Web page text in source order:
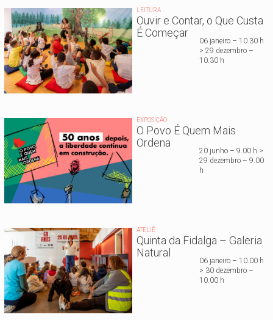
LEITURA
Ouvir e Contar, o Que Custa
É Começar
06 janeiro – 10.30 h
> 29 dezembro –
10.30 h
EXPOSIÇÃO
O Povo É Quem Mais
Ordena
20 junho – 9.00 h >
29 dezembro – 9.00
h
ATELIÊ
Quinta da Fidalga – Galeria
Natural
06 janeiro – 10.00 h
> 30 dezembro –
10.00 h